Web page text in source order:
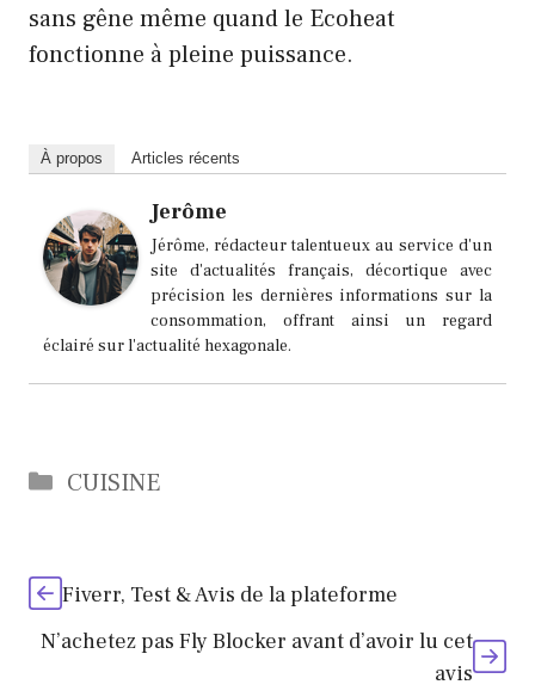
sans gêne même quand le Ecoheat
fonctionne à pleine puissance.
À propos Articles récents
Jerôme
Jérôme, rédacteur talentueux au service d'un
site d'actualités français, décortique avec
précision les dernières informations sur la
consommation, offrant ainsi un regard
éclairé sur l'actualité hexagonale.
Catégories
CUISINE
Fiverr, Test & Avis de la plateforme
N’achetez pas Fly Blocker avant d’avoir lu cet
avis